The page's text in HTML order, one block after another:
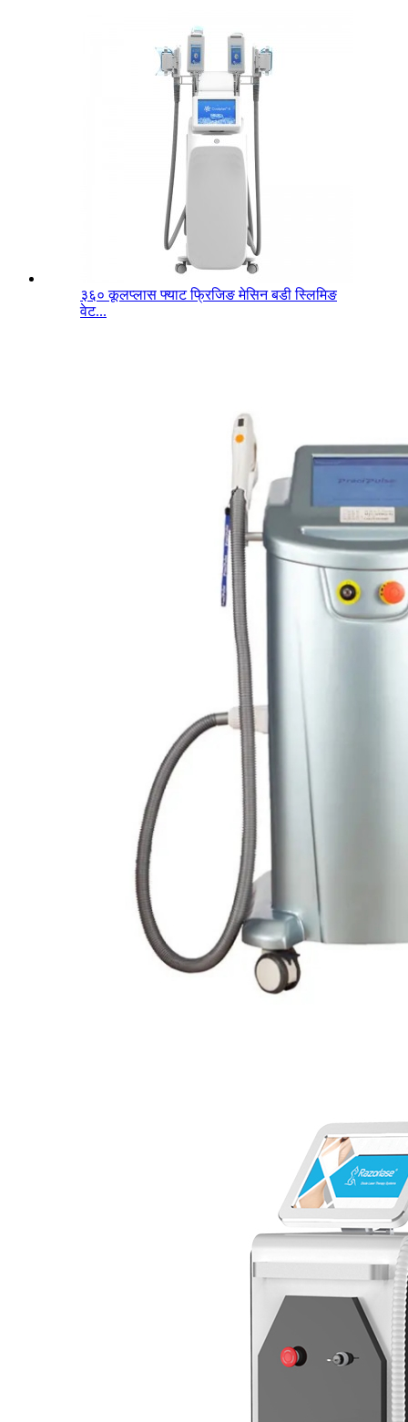
३६० कूलप्लास फ्याट फ्रिजिङ मेसिन बडी स्लिमिङ
वेट...